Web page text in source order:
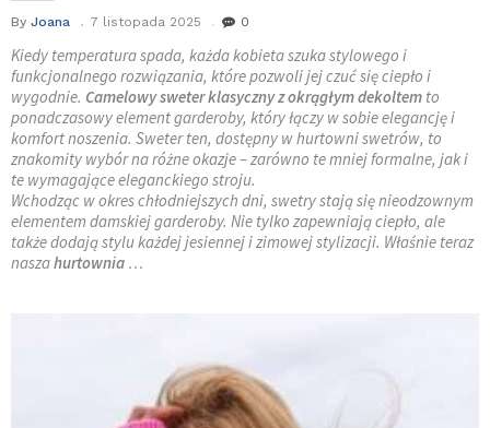
By Joana 7 listopada 2025 0
Kiedy temperatura spada, każda kobieta szuka stylowego i
funkcjonalnego rozwiązania, które pozwoli jej czuć się ciepło i
wygodnie. Camelowy sweter klasyczny z okrągłym dekoltem to
ponadczasowy element garderoby, który łączy w sobie elegancję i
komfort noszenia. Sweter ten, dostępny w hurtowni swetrów, to
znakomity wybór na różne okazje – zarówno te mniej formalne, jak i
te wymagające eleganckiego stroju.
Wchodząc w okres chłodniejszych dni, swetry stają się nieodzownym
elementem damskiej garderoby. Nie tylko zapewniają ciepło, ale
także dodają stylu każdej jesiennej i zimowej stylizacji. Właśnie teraz
naszahurtownia …